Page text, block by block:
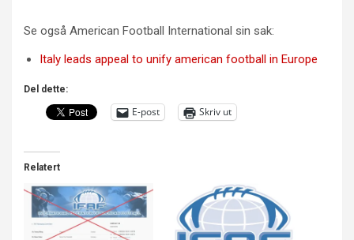
Se også American Football International sin sak:
Italy leads appeal to unify american football in Europe
Del dette:
E-post Skriv ut
Relatert